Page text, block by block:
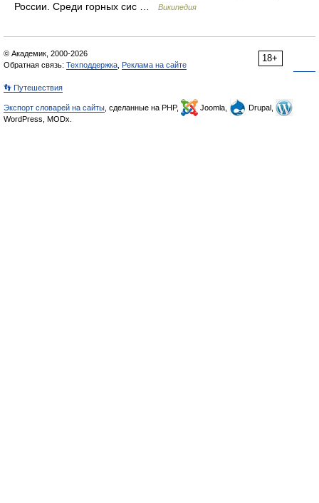
России. Среди горных сис …
Википедия
18+
© Академик, 2000-2026
Обратная связь: Техподдержка Реклама на сайте
👣 Путешествия
Экспорт словарей на сайты , сделанные на PHP, Joomla,
Drupal,
WordPress, MODx.